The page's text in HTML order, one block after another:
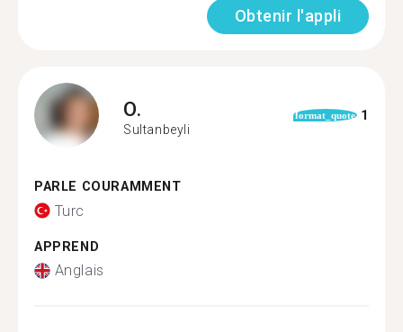
Obtenir l'appli
O.
Sultanbeyli
format_quote 1
PARLE COURAMMENT
Turc
APPREND
Anglais